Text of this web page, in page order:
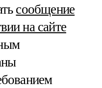
сообщение
на сайте